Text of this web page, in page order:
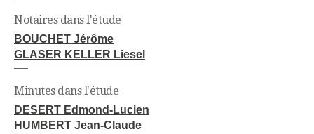
Notaires dans l'étude
BOUCHET Jérôme
GLASER KELLER Liesel
Minutes dans l'étude
DESERT Edmond-Lucien
HUMBERT Jean-Claude